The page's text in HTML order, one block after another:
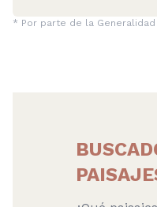
* Por parte de la Generalidad